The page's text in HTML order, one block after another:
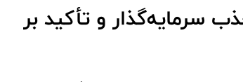
سرمایه‌گذار و تأکید بر